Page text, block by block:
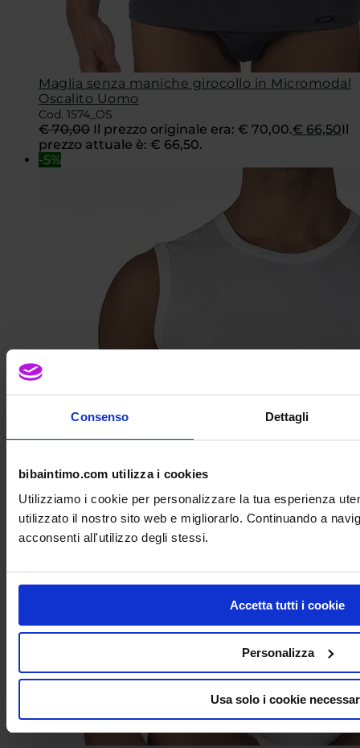
Consenso Dettagli
bibaintimo.com utilizza i cookies
Utilizziamo i cookie per personalizzare la tua esperienza
utilizzato il nostro sito web e migliorarlo. Continuando a
acconsenti all'utilizzo degli stessi.
Accetta tutti i cookie
Personalizza
Usa solo i cookie
Maglia senza maniche girocollo in Micromodal
Oscalito Uomo
Cod. 1574_OS
€70,00 Il prezzo originale era: € 70,00.€ 66,50Il
prezzo attuale è: € 66,50.
-5%